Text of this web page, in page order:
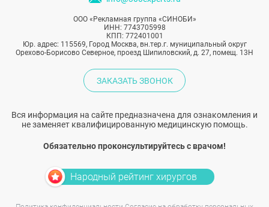
ООО «Рекламная группа «СИНОБИ»
ИНН: 7743705998
КПП: 772401001
Юр. адрес: 115569, Город Москва, вн.тер.г. муниципальный округ
Орехово-Борисово Северное, проезд Шипиловский, д. 27, помещ. 13Н
ЗАКАЗАТЬ ЗВОНОК
Вся информация на сайте предназначена для ознакомления и
не заменяет квалифицированную медицинскую помощь.
Обязательно проконсультируйтесь с врачом!
Народный рейтинг хирургов